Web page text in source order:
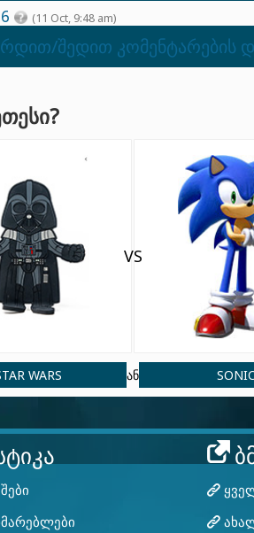
spongebob or dora
(11 Oct, 9:48 am)
შედით კომენტარების
WARS
VS
ან